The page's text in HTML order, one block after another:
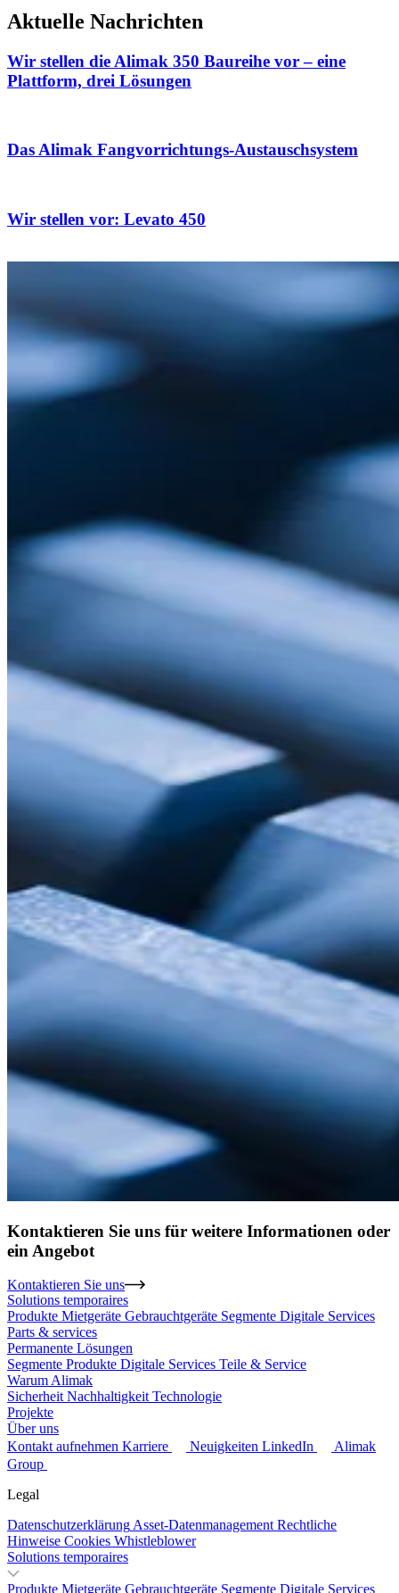
Aktuelle Nachrichten
Wir stellen die Alimak 350 Baureihe vor – eine
Plattform, drei Lösungen
Das Alimak Fangvorrichtungs-Austauschsystem
Wir stellen vor: Levato 450
Kontaktieren Sie uns für weitere Informationen oder
ein Angebot
Kontaktieren Sie uns
Solutions temporaires
Produkte Mietgeräte Gebrauchtgeräte Segmente Digitale Services
Parts & services
Permanente Lösungen
Segmente Produkte Digitale Services Teile & Service
Warum Alimak
Sicherheit Nachhaltigkeit Technologie
Projekte
Über uns
Kontakt aufnehmen Karriere Neuigkeiten LinkedIn
Alimak
Group
Legal
Datenschutzerklärung Asset-Datenmanagement Rechtliche
Hinweise Cookies Whistleblower
Solutions temporaires
Produkte Mietgeräte Gebrauchtgeräte Segmente Digitale Services